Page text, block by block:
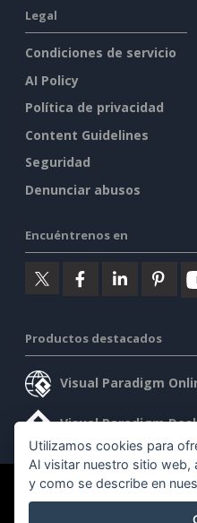
Legal
Condiciones de servicio
AI Policy
Política de privacidad
Content Guidelines
Seguridad
Denunciar abusos
Encuéntrenos en
Productos destacados
Visual Paradigm
Visual Paradigm
©2026 by Visual Paradigm.
Utilizamos cookies para
Al visitar nuestro sitio web,
y como se describe en